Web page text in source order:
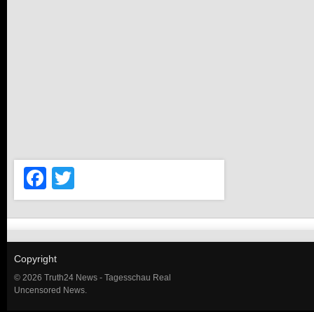
Facebook
Copyright
© 2026 Truth24 News - Tagesschau Real
Uncensored News.